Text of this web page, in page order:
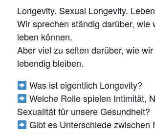
E
X
U
A
L
O
N
Longevity. Sexual Longevity.
Wir sprechen ständig darüber, wie
leben können.
Aber viel zu selten darüber, wie
lebendig bleiben.
Was ist eigentlich Longevity?
Welche Rolle spielen Intimität,
Sexualität für unsere Gesundheit?
Gibt es Unterschiede zwischen